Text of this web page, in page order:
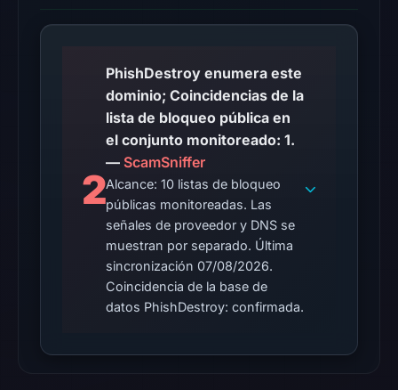
recorded
15
community
pulse
references
Mar
1,
2026
at
17:03
2
PhishDestroy enumera este
dominio; Coincidencias de la
lista de bloqueo pública en
el conjunto monitoreado: 1.
— ScamSniffer
Alcance: 10 listas de bloqueo
públicas monitoreadas. Las
señales de proveedor y DNS se
muestran por separado. Última
sincronización 07/08/2026.
Coincidencia de la base de
datos PhishDestroy: confirmada.